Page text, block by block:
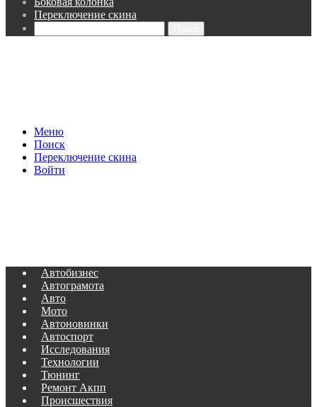
Переключение скина
Меню
Поиск
Переключение скина
Войти
Автобизнес
Автограмота
Авто
Мото
Автоновинки
Автоспорт
Исследования
Технологии
Тюнинг
Ремонт Акпп
Происшествия